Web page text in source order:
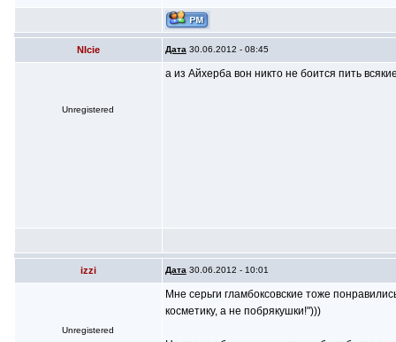
NIcie Дата 30.06.2012 - 08:45
Unregistered
а из Айхерба вон никто не боится пить
izzi Дата 30.06.2012 - 10:01
Unregistered
Мне серьги гламбоксовские тоже
косметику, а не побрякушки!")))